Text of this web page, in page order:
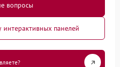
вопросы
панелей